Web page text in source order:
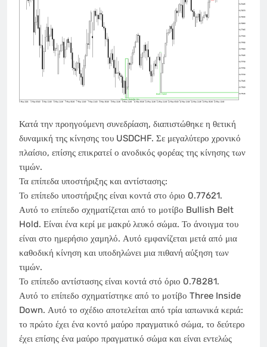
Κατά την προηγούμενη συνεδρίαση, διαπιστώθηκε η θετική
δυναμική της κίνησης του USDCHF. Σε μεγαλύτερο χρονικό
πλαίσιο, επίσης επικρατεί ο ανοδικός φορέας της κίνησης των
τιμών.
Τα επίπεδα υποστήριξης και αντίστασης:
Το επίπεδο υποστήριξης είναι κοντά στο όριο 0.77621.
Αυτό το επίπεδο σχηματίζεται από το μοτίβο Bullish Belt
Hold. Είναι ένα κερί με μακρύ λευκό σώμα. Το άνοιγμα του
είναι στο ημερήσιο χαμηλό. Αυτό εμφανίζεται μετά από μια
καθοδική κίνηση και υποδηλώνει μια πιθανή αύξηση των
τιμών.
Το επίπεδο αντίστασης είναι κοντά στό όριο 0.78281.
Αυτό το επίπεδο σχηματίστηκε από το μοτίβο Three Inside
Down. Αυτό το σχέδιο αποτελείται από τρία ιαπωνικά κεριά:
το πρώτο έχει ένα κοντό μαύρο πραγματικό σώμα, το δεύτερο
έχει επίσης ένα μαύρο πραγματικό σώμα και είναι εντελώς